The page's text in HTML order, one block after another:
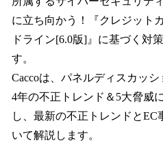
に立ち向かう！『クレジット
ドライン[6.0版]』に基づく対
す。
Caccoは、パネルディスカッ
4年の不正トレンド＆5大脅威
し、最新の不正トレンドと
いて解説します。